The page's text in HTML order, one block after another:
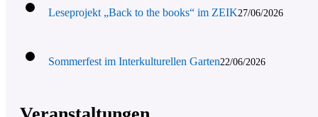
Leseprojekt „Back to the books“ im ZEIK27/06/2026
Sommerfest im Interkulturellen Garten22/06/2026